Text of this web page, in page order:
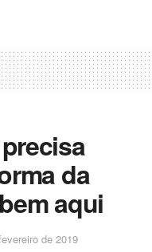
da
aqui
de 2019